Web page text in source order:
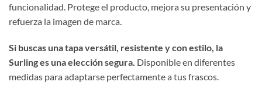
funcionalidad. Protege el producto, mejora su presentación y
refuerza la imagen de marca.
Si buscas una tapa versátil, resistente y con estilo, la
Surling es una elección segura. Disponible en diferentes
medidas para adaptarse perfectamente a tus frascos.